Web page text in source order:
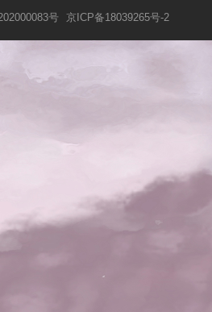
号 京ICP备18039265号-2